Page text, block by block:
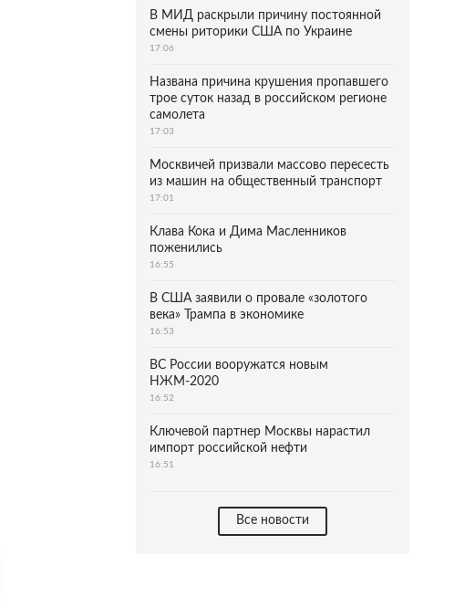
В МИД раскрыли причину постоянной
смены риторики США по Украине
17:06
Названа причина крушения пропавшего
трое суток назад в российском регионе
самолета
17:03
Москвичей призвали массово пересесть
из машин на общественный транспорт
17:01
Клава Кока и Дима Масленников
поженились
16:55
В США заявили о провале «золотого
века» Трампа в экономике
16:53
ВС России вооружатся новым
НЖМ-2020
16:52
Ключевой партнер Москвы нарастил
импорт российской нефти
16:51
Все новости